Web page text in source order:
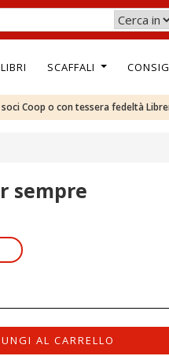
LIBRI SCAFFALI
Coop o con tessera fedeltà
sempre
AL CARRELLO